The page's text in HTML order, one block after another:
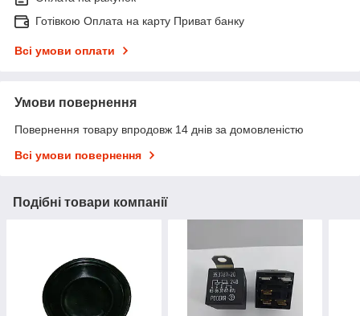
Готівкою Оплата на карту Приват банку
Всі умови оплати
Умови повернення
Повернення товару впродовж 14 днів за домовленістю
Всі умови повернення
Подібні товари компанії